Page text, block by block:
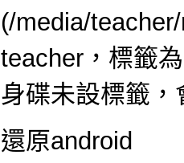
(/media/
teacher，標籤
身碟未設標籤
還原android